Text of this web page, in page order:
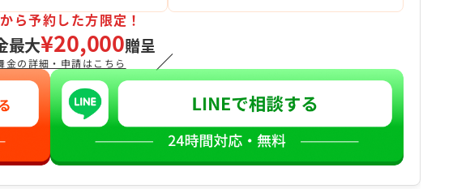
ら予約した方限定！
最大¥20,000贈呈
金の詳細・申請はこちら ／